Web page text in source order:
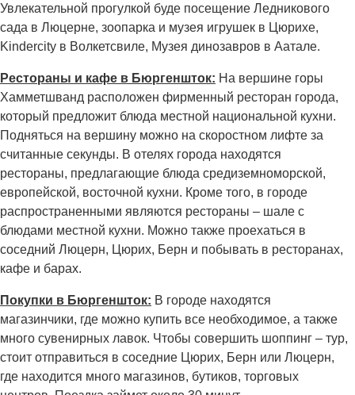
Увлекательной прогулкой буде посещение Ледникового
сада в Люцерне, зоопарка и музея игрушек в Цюрихе,
Kindercity в Волкетсвиле, Музея динозавров в Аатале.
Рестораны и кафе в Бюргеншток: На вершине горы
Хамметшванд расположен фирменный ресторан города,
который предложит блюда местной национальной кухни.
Подняться на вершину можно на скоростном лифте за
считанные секунды. В отелях города находятся
рестораны, предлагающие блюда средиземноморской,
европейской, восточной кухни. Кроме того, в городе
распространенными являются рестораны – шале с
блюдами местной кухни. Можно также проехаться в
соседний Люцерн, Цюрих, Берн и побывать в ресторанах,
кафе и барах.
Покупки в Бюргеншток: В городе находятся
магазинчики, где можно купить все необходимое, а также
много сувенирных лавок. Чтобы совершить шоппинг – тур,
стоит отправиться в соседние Цюрих, Берн или Люцерн,
где находится много магазинов, бутиков, торговых